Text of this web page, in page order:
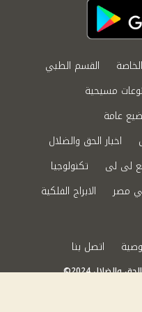
القسم الطبي
مسيحية
عامة
اخبار الحق والضلال
لى لى
تكنولوجيا
مصر
الابراج الفلكية
اتصل بنا